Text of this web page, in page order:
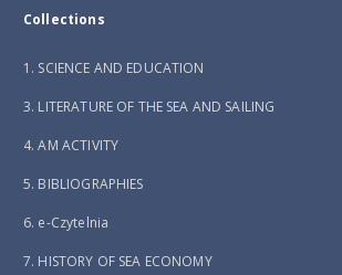
Collections
1. SCIENCE AND EDUCATION
3. LITERATURE OF THE SEA AND SAILING
4. AM ACTIVITY
5. BIBLIOGRAPHIES
6. e-Czytelnia
7. HISTORY OF SEA ECONOMY